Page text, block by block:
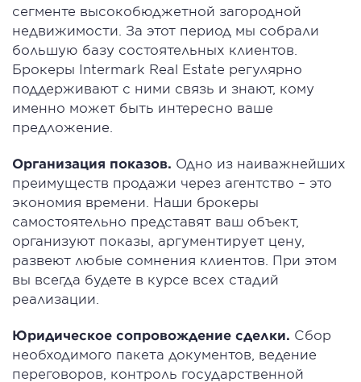
сегменте высокобюджетной загородной
недвижимости. За этот период мы собрали
большую базу состоятельных клиентов.
Брокеры Intermark Real Estate регулярно
поддерживают с ними связь и знают, кому
именно может быть интересно ваше
предложение.
Организация показов. Одно из наиважнейших
преимуществ продажи через агентство – это
экономия времени. Наши брокеры
самостоятельно представят ваш объект,
организуют показы, аргументирует цену,
развеют любые сомнения клиентов. При этом
вы всегда будете в курсе всех стадий
реализации.
Юридическое сопровождение сделки. Сбор
необходимого пакета документов, ведение
переговоров, контроль государственной